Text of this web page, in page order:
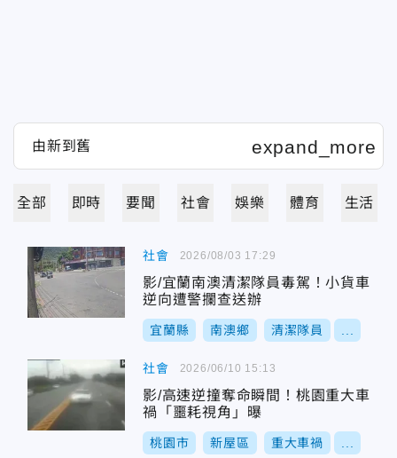
全部 即時 要聞 社會 娛樂 體育 生活
社會
影/宜蘭南澳清潔隊員毒駕！小貨車
逆向遭警攔查送辦
宜蘭縣 南澳鄉 清潔隊員
2026/08/03 17:29
社會
影/高速逆撞奪命瞬間！桃園重大車
禍「噩耗視角」曝
桃園市 新屋區 重大車禍
2026/06/10 15:13